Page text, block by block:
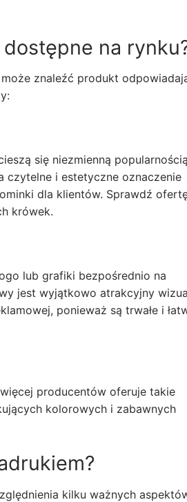
na
znaleźć produkt
się niezmienną
czytelne i estetyczne oznaczenie
dla klientów. Sprawdź
krówek.
lub grafiki bezpośrednio na
jest wyjątkowo atrakcyjny
ponieważ są trwałe i
producentów oferuje takie
kolorowych i zabawnych
kilku ważnych